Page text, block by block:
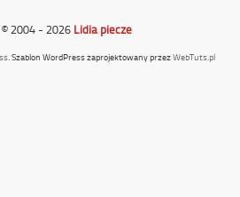
2004 - 2026 Lidia piecze
. Szablon WordPress zaprojektowany przezWebTuts.pl